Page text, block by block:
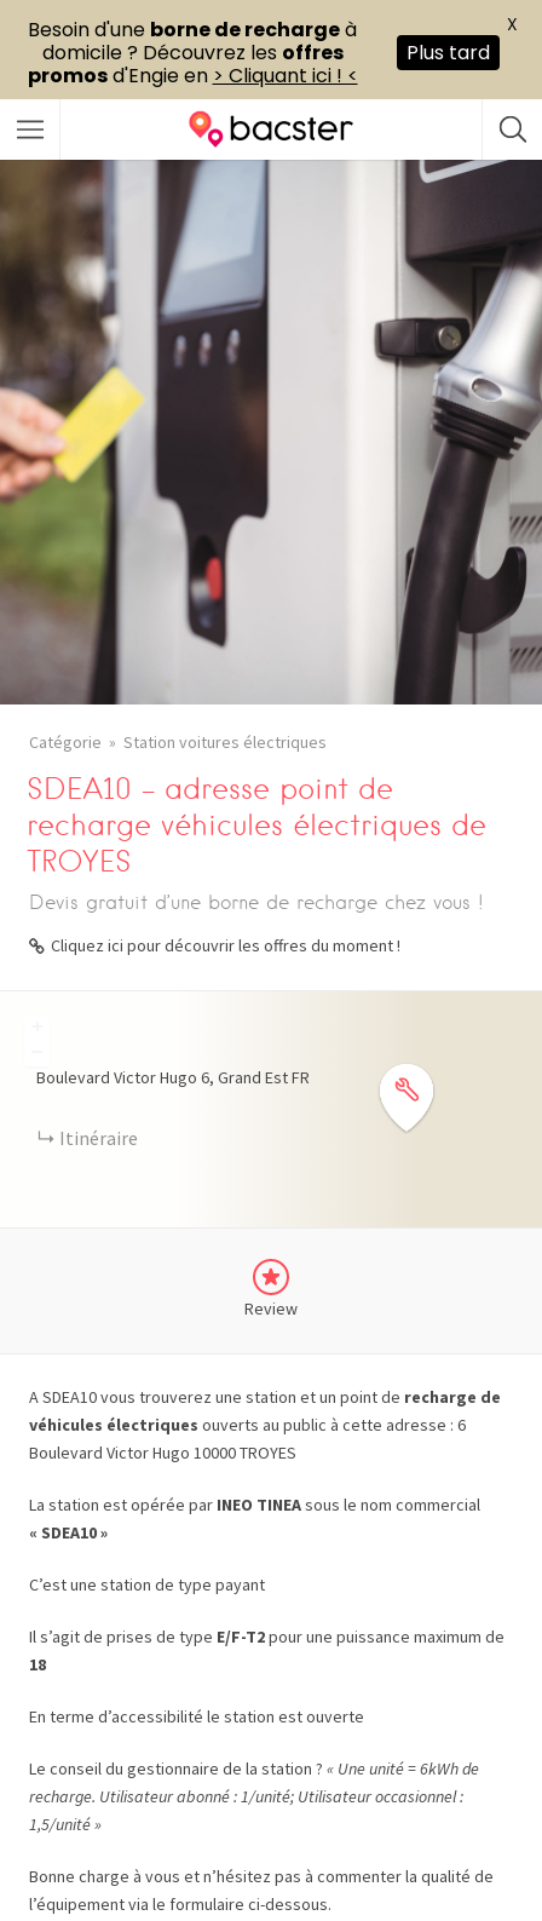
Catégorie Station voitures électriques
SDEA10 – adresse point de
recharge véhicules électriques de
TROYES
Devis gratuit d’une borne de recharge chez vous !
Cliquez ici pour découvrir les offres du moment !
Boulevard Victor Hugo 6 Grand EstFR
Itinéraire
Review
A SDEA10 vous trouverez une station et un point de recharge de
véhicules électriques ouverts au public à cette adresse : 6
Boulevard Victor Hugo 10000 TROYES
La station est opérée par INEO TINEAsous le nom commercial
« SDEA10 »
C’est une station de type payant
Il s’agit de prises de type E/F-T2pour une puissance maximum de
18
En terme d’accessibilité le station est ouverte
Le conseil du gestionnaire de la station ? « Une unité = 6kWh de
recharge. Utilisateur abonné : 1/unité; Utilisateur occasionnel :
1,5/unité »
Bonne charge à vous et n’hésitez pas à commenter la qualité de
l’équipement via le formulaire ci-dessous.
Besoin d'une borne de rechargeà
domicile ? Découvrez les offres
promosd'Engie en > Cliquant ici ! <
Plus tard
X